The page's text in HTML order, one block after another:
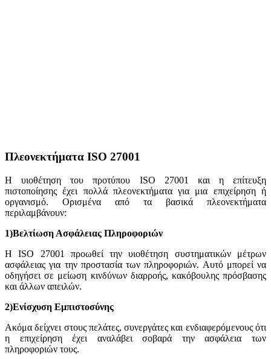
Πλεονεκτήματα ISO 27001
Η υιοθέτηση του προτύπου ISO 27001 και η επίτευξη
πιστοποίησης έχει πολλά πλεονεκτήματα για μια επιχείρηση ή
οργανισμό. Ορισμένα από τα βασικά πλεονεκτήματα
περιλαμβάνουν:
1)Βελτίωση Ασφάλειας Πληροφοριών
Η ISO 27001 προωθεί την υιοθέτηση συστηματικών μέτρων
ασφάλειας για την προστασία των πληροφοριών. Αυτό μπορεί να
οδηγήσει σε μείωση κινδύνων διαρροής, κακόβουλης πρόσβασης
και άλλων απειλών.
2)Ενίσχυση Εμπιστοσύνης
Ακόμα δείχνει στους πελάτες, συνεργάτες και ενδιαφερόμενους ότι
η επιχείρηση έχει αναλάβει σοβαρά την ασφάλεια των
πληροφοριών τους.